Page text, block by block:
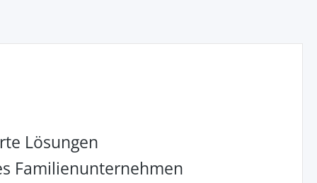
Lösungen
Familienunternehmen